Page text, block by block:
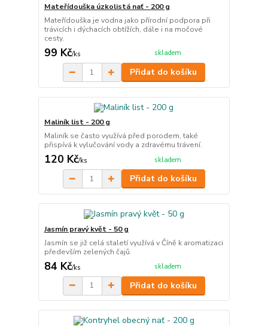
Mateřídouška úzkolistá nať - 200 g
Mateřídouška je vodna jako přírodní podpora při
trávicích i dýchacích obtížích, dále i na močové
cesty.
99 Kč/ks skladem
Přidat do košíku
Maliník list - 200 g
Maliník se často využívá před porodem, také
přispívá k vylučování vody a zdravému trávení.
120 Kč/ks skladem
Přidat do košíku
Jasmín pravý květ - 50 g
Jasmín se již celá staletí využívá v Číně k aromatizaci
především zelených čajů.
84 Kč/ks skladem
Přidat do košíku